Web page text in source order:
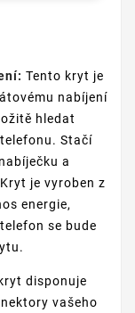
Tento kryt je
nabíjení
hledat
Stačí
a
je vyroben z
energie,
se bude
disponuje
vašeho